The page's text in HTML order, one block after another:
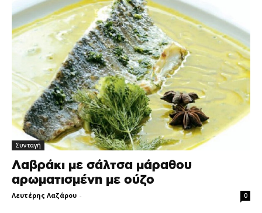
Συνταγή
Λαβράκι με σάλτσα μάραθου
αρωματισμένη με ούζο
Λευτέρης Λαζάρου - 0